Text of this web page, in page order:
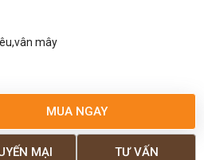
mây
MUA NGAY
TƯ VẤN
MẠI